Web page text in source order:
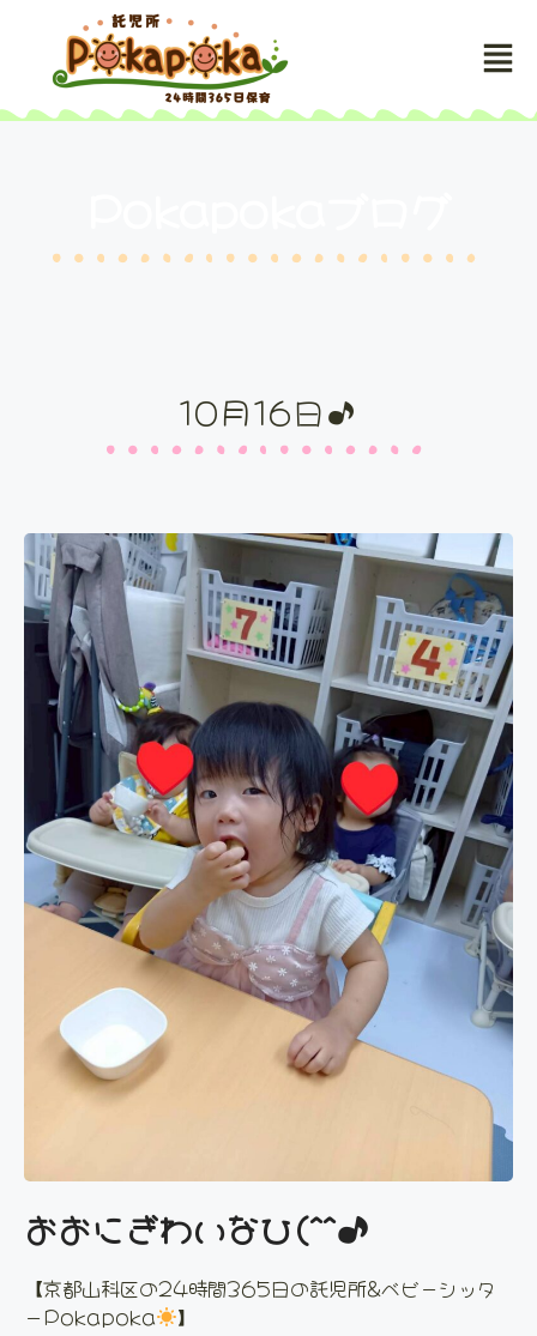
10月16日♪
おおにぎわいなひ(^^♪
【京都山科区の24時間365日の託児所&ベビーシッタ
ーPokapoka
】